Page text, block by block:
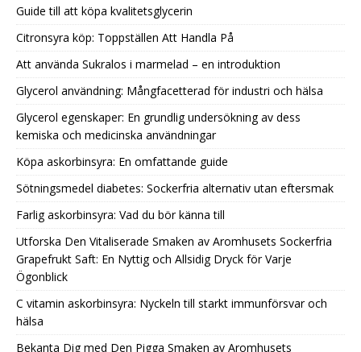
Guide till att köpa kvalitetsglycerin
Citronsyra köp: Toppställen Att Handla På
Att använda Sukralos i marmelad – en introduktion
Glycerol användning: Mångfacetterad för industri och hälsa
Glycerol egenskaper: En grundlig undersökning av dess
kemiska och medicinska användningar
Köpa askorbinsyra: En omfattande guide
Sötningsmedel diabetes: Sockerfria alternativ utan eftersmak
Farlig askorbinsyra: Vad du bör känna till
Utforska Den Vitaliserade Smaken av Aromhusets Sockerfria
Grapefrukt Saft: En Nyttig och Allsidig Dryck för Varje
Ögonblick
C vitamin askorbinsyra: Nyckeln till starkt immunförsvar och
hälsa
Bekanta Dig med Den Pigga Smaken av Aromhusets